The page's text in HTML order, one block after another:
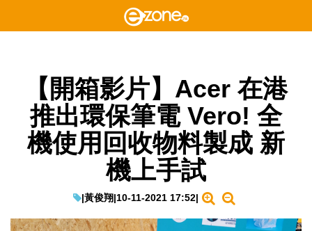
【開箱影片】Acer 在港
推出環保筆電 Vero! 全
機使用回收物料製成 新
機上手試
|黃俊翔|10-11-2021 17:52|